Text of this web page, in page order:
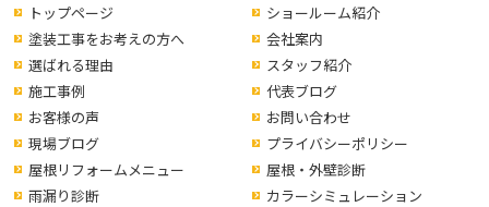
トップページ
塗装工事をお考えの方へ
選ばれる理由
ショールーム紹介
会社案内
スタッフ紹介
施工事例
お客様の声
現場ブログ
代表ブログ
お問い合わせ
プライバシーポリシー
屋根リフォームメニュー
雨漏り診断
屋根・外壁診断
カラーシミュレーション